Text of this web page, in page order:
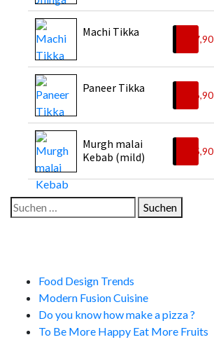
Machi Tikka
17,90
Paneer Tikka
16,90
Murgh malai
Kebab (mild)
15,90
Suchen
nach:
Food Design Trends
Modern Fusion Cuisine
Do you know how make a pizza ?
To Be More Happy Eat More Fruits